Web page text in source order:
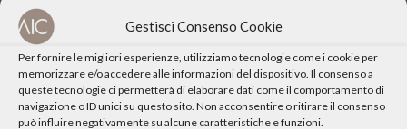
Gestisci Consenso Cookie
Per fornire le migliori esperienze, utilizziamo tecnologie come i cookie per
memorizzare e/o accedere alle informazioni del dispositivo. Il consenso a
queste tecnologie ci permetterà di elaborare dati come il comportamento di
navigazione o ID unici su questo sito. Non acconsentire o ritirare il consenso
può influire negativamente su alcune caratteristiche e funzioni.
CONDIVIDI QUESTO EVENTO